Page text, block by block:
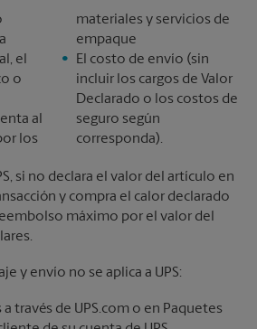
el
o
al
los
materiales y servicios de
empaque
El costo de envío (sin
incluir los cargos de Valor
Declarado o los costos de
seguro según
corresponda).
si no declara el valor del artículo en
y compra el calor declarado
máximo por el valor del
y envío no se aplica a UPS:
través de UPS.com o en Paquetes